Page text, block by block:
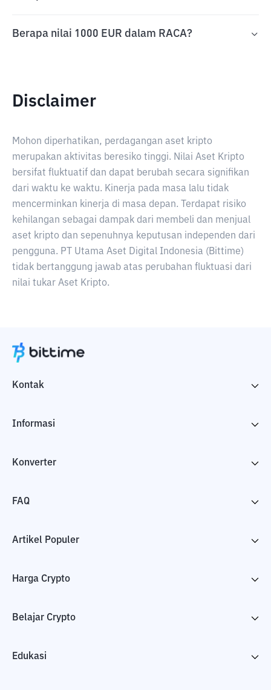
Berapa nilai 1000 EUR dalam RACA?
Disclaimer
Mohon diperhatikan, perdagangan aset kripto
merupakan aktivitas beresiko tinggi. Nilai Aset Kripto
bersifat fluktuatif dan dapat berubah secara signifikan
dari waktu ke waktu. Kinerja pada masa lalu tidak
mencerminkan kinerja di masa depan. Terdapat risiko
kehilangan sebagai dampak dari membeli dan menjual
aset kripto dan sepenuhnya keputusan independen dari
pengguna. PT Utama Aset Digital Indonesia (Bittime)
tidak bertanggung jawab atas perubahan fluktuasi dari
nilai tukar Aset Kripto.
Kontak
Informasi
Konverter
FAQ
Artikel Populer
Harga Crypto
Belajar Crypto
Edukasi